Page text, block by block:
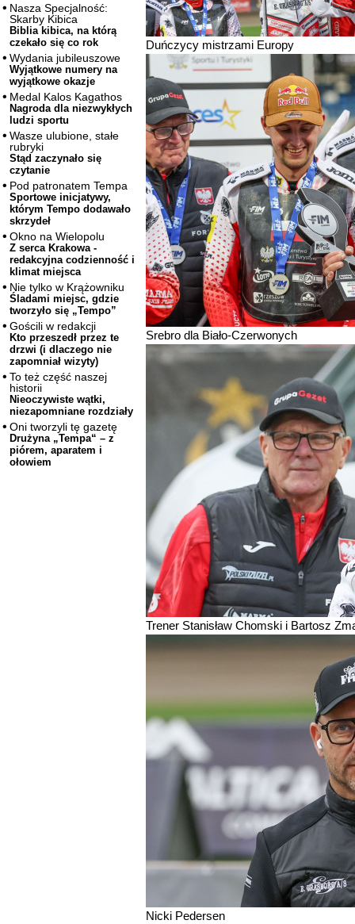
Nasza Specjalność:
Skarby Kibica
Biblia kibica, na którą
czekało się co rok
Wydania jubileuszowe
Wyjątkowe numery na
wyjątkowe okazje
Medal Kalos Kagathos
Nagroda dla niezwykłych
ludzi sportu
Wasze ulubione, stałe
rubryki
Stąd zaczynało się
czytanie
Pod patronatem Tempa
Sportowe inicjatywy,
którym Tempo dodawało
skrzydeł
Okno na Wielopolu
Z serca Krakowa -
redakcyjna codzienność i
klimat miejsca
Nie tylko w Krążowniku
Śladami miejsc, gdzie
tworzyło się „Tempo”
Gościli w redakcji
Kto przeszedł przez te
drzwi (i dlaczego nie
zapomniał wizyty)
To też część naszej
historii
Nieoczywiste wątki,
niezapomniane rozdziały
Oni tworzyli tę gazetę
Drużyna „Tempa“ – z
piórem, aparatem i
ołowiem
Duńczycy mistrzami Europy
Srebro dla Biało-Czerwonych
Trener Stanisław Chomski i Bartosz
Nicki Pedersen